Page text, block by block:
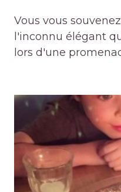
Vous vous
l'inconnu élégant
lors d'une